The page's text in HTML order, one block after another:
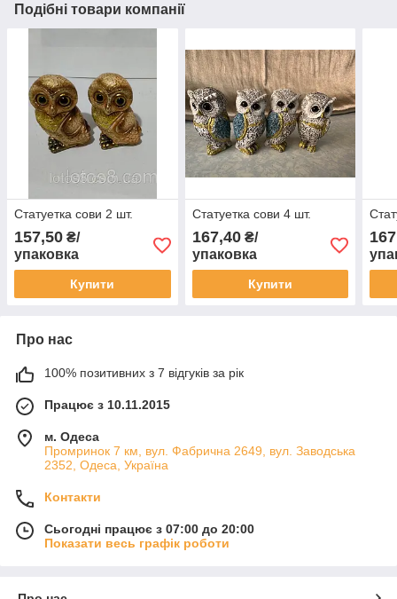
Подібні товари компанії
Статуетка сови 2 шт.
157,50 ₴/
упаковка
Купити
Статуетка сови 4 шт.
167,40₴/
упаковка
Купити
Про нас
100% позитивних з 7 відгуків за рік
Працює з 10.11.2015
м. Одеса
Промринок 7 км, вул. Фабрична 2649, вул. Заводська
2352, Одеса, Україна
Контакти
Сьогодні працює з 07:00 до 20:00
Показати весь графік роботи